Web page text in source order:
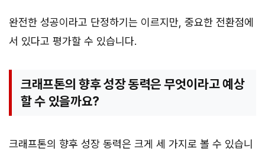
완전한 성공이라고 단정하기는 이르지만, 중요한 전환점에
서 있다고 평가할 수 있습니다.
크래프톤의 향후 성장 동력은 무엇이라고 예상
할 수 있을까요?
크래프톤의 향후 성장 동력은 크게 세 가지로 볼 수 있습니